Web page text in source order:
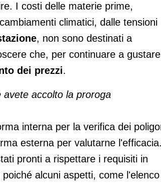
I costi delle materie prime,
climatici, dalle tensioni
, non sono destinati a
che, per continuare a gustare
dei prezzi.
accolto la proroga
interna per la verifica dei
esterna per valutarne
pronti a rispettare i requisiti in
alcuni aspetti, come l'elenco